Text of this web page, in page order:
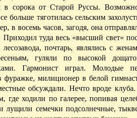
в сорока от Старой Руссы.
больше тяготилась сельским
в восемь часов, загодя, она
Приходил туда весь «высший свет»
лесозавода, почтарь, являлись с
гуляли по высокой
Гармонист играл. Молодые
фуражке, милиционер в белой
обсуждали. Нечто вроде
где ходили по галерее, попивая
лущили семечки подсолнечные,